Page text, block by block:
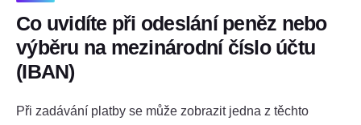
Co uvidíte při odeslání peněz nebo
výběru na mezinárodní číslo účtu
(IBAN)
Při zadávání platby se může zobrazit jedna z těchto